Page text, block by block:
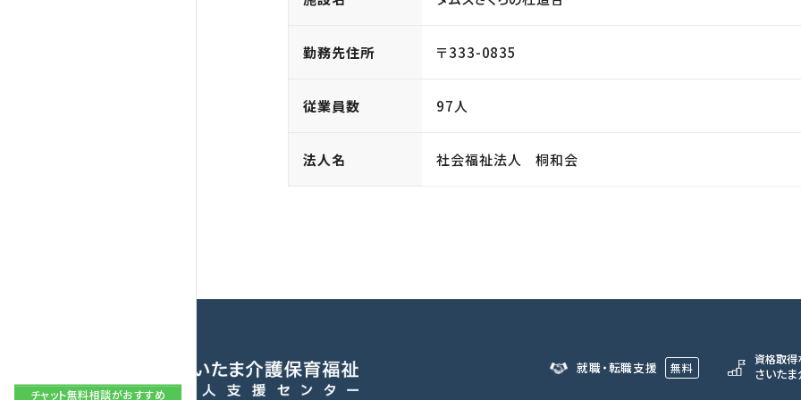
勤務先住所 〒333-0835
従業員数 97人
法人名 社会福祉法人 桐和会
就職・転職支援 無料
資格取得
さいた